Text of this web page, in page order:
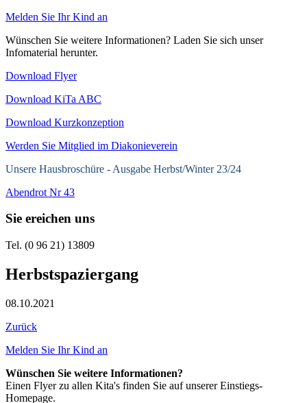
Melden Sie Ihr Kind an
Wünschen Sie weitere Informationen? Laden Sie sich unser
Infomaterial herunter.
Download Flyer
Download KiTa ABC
Download Kurzkonzeption
Werden Sie Mitglied im Diakonieverein
Unsere Hausbroschüre - Ausgabe Herbst/Winter 23/24
Abendrot Nr 43
Sie ereichen uns
Tel. (0 96 21) 13809
Herbstspaziergang
08.10.2021
Zurück
Melden Sie Ihr Kind an
Wünschen Sie weitere Informationen?
Einen Flyer zu allen Kita's finden Sie auf unserer Einstiegs-
Homepage.